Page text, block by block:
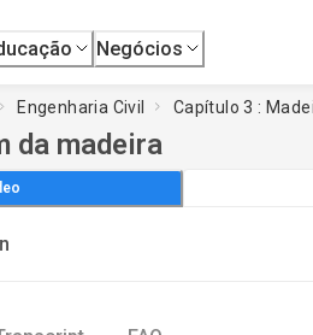
Negócios
Engenharia Civil Capítulo 3 :
da madeira